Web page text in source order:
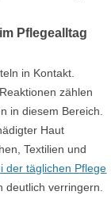
Pflegealltag
in Kontakt.
zählen
in diesem Bereich.
Haut
Textilien und
der täglichen Pflege
deutlich verringern.